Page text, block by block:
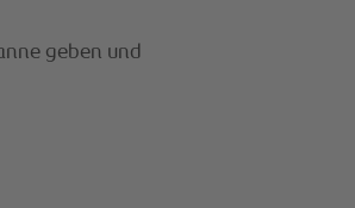
geben und